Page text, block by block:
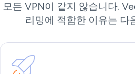
모든 VPN이 같지 않습니다.
리밍에 적합한 이유는 다